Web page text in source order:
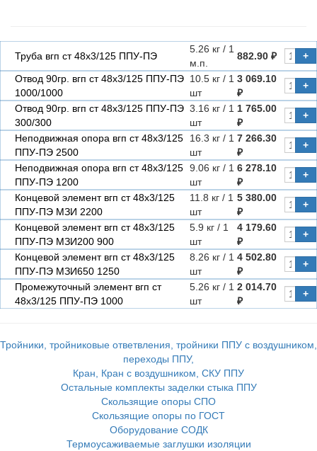
Труба вгп ст 48х3/125 ППУ-ПЭ
5.26 кг / 1
м.п.
882.90 ₽
+
Отвод 90гр. вгп ст 48х3/125 ППУ-ПЭ
1000/1000
10.5 кг / 1
шт
3 069.10
₽
+
Отвод 90гр. вгп ст 48х3/125 ППУ-ПЭ
300/300
3.16 кг / 1
шт
1 765.00
₽
+
Неподвижная опора вгп ст 48х3/125
ППУ-ПЭ 2500
16.3 кг / 1
шт
7 266.30
₽
+
Неподвижная опора вгп ст 48х3/125
ППУ-ПЭ 1200
9.06 кг / 1
шт
6 278.10
₽
+
Концевой элемент вгп ст 48х3/125
ППУ-ПЭ МЗИ 2200
11.8 кг / 1
шт
5 380.00
₽
+
Концевой элемент вгп ст 48х3/125
ППУ-ПЭ МЗИ200 900
5.9 кг / 1
шт
4 179.60
₽
+
Концевой элемент вгп ст 48х3/125
ППУ-ПЭ МЗИ650 1250
8.26 кг / 1
шт
4 502.80
₽
+
Промежуточный элемент вгп ст
48х3/125 ППУ-ПЭ 1000
5.26 кг / 1
шт
2 014.70
₽
+
Тройники, тройниковые ответвления, тройники ППУ с воздушником,
переходы ППУ,
Кран, Кран с воздушником, СКУ ППУ
Остальные комплекты заделки стыка ППУ
Скользящие опоры СПО
Скользящие опоры по ГОСТ
Оборудование СОДК
Термоусаживаемые заглушки изоляции